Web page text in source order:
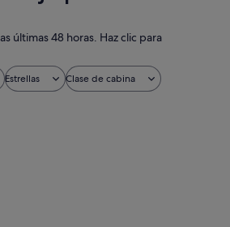
últimas 48 horas. Haz clic para
Estrellas
Clase de cabina